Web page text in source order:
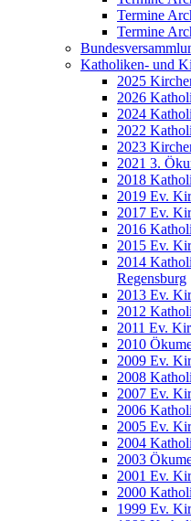
Termine
Termine
Katholiken- und
2025
2026
2024
2022
2023
2021 3.
2018
2019 Ev.
2017 Ev.
2016
2015 Ev.
2014
Regensburg
2013 Ev.
2012
2011 Ev.
2010
2009 Ev.
2008
2007 Ev.
2006
2005 Ev.
2004
2003
2001 Ev.
2000
1999 Ev.